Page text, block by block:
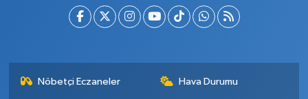
Nöbetçi Eczaneler Hava Durumu